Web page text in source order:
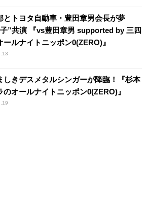
とトヨタ自動車・豊田章男会長が夢
”共演 『vs豊田章男 supported by 三四
ールナイトニッポン0(ZERO)』
しきデスメタルシンガーが降臨！『杉本
のオールナイトニッポン0(ZERO)』